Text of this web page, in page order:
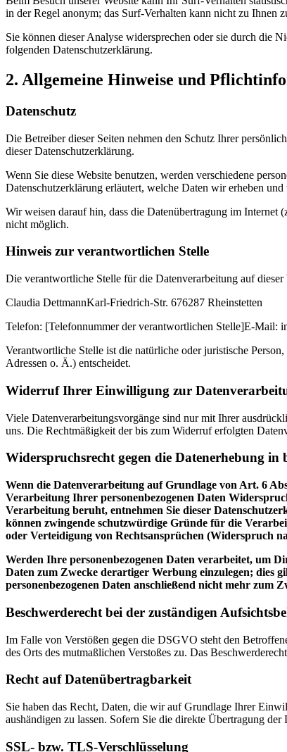
in der Regel anonym; das Surf-Verhalten kann nicht zu Ihnen
Sie können dieser Analyse widersprechen oder sie durch die
folgenden Datenschutzerklärung.
2. Allgemeine Hinweise und
Datenschutz
Die Betreiber dieser Seiten nehmen den Schutz Ihrer
dieser Datenschutzerklärung.
Wenn Sie diese Website benutzen, werden verschiedene
Datenschutzerklärung erläutert, welche Daten wir erheben
Wir weisen darauf hin, dass die Datenübertragung im
nicht möglich.
Hinweis zur verantwortlichen Stelle
Die verantwortliche Stelle für die Datenverarbeitung auf dieser
Claudia DettmannKarl-Friedrich-Str. 676287 Rheinstetten
Telefon: [Telefonnummer der verantwortlichen Stelle]E-Mail:
Verantwortliche Stelle ist die natürliche oder juristische
Adressen o. Ä.) entscheidet.
Widerruf Ihrer Einwilligung zur
Viele Datenverarbeitungsvorgänge sind nur mit Ihrer
uns. Die Rechtmäßigkeit der bis zum Widerruf erfolgten
Widerspruchsrecht gegen die Datenerhebung
Wenn die Datenverarbeitung auf Grundlage von Art. 6
Verarbeitung Ihrer personenbezogenen Daten
Verarbeitung beruht, entnehmen Sie dieser
können zwingende schutzwürdige Gründe für die
oder Verteidigung von Rechtsansprüchen (Widerspruch
Werden Ihre personenbezogenen Daten verarbeitet, um
Daten zum Zwecke derartiger Werbung einzulegen; dies
personenbezogenen Daten anschließend nicht mehr
Beschwerderecht bei der zuständigen
Im Falle von Verstößen gegen die DSGVO steht den
des Orts des mutmaßlichen Verstoßes zu. Das
Recht auf Datenübertragbarkeit
Sie haben das Recht, Daten, die wir auf Grundlage Ihrer
aushändigen zu lassen. Sofern Sie die direkte Übertragung
SSL- bzw. TLS-Verschlüsselung